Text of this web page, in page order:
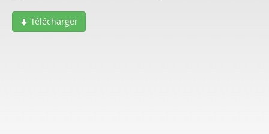
Télécharger